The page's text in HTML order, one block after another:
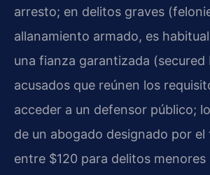
arresto; en delitos graves
allanamiento armado, es
una fianza garantizada (secured
acusados que reúnen los
acceder a un defensor público;
de un abogado designado por el
entre $120 para delitos menores